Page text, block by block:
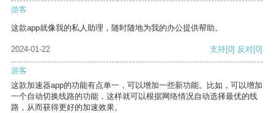
游客
这款app就像我的私人助理，随时随地为我的办公提供帮助。
2024-01-22 支持[0] 反对[0]
游客
这款加速器app的功能有点单一，可以增加一些新功能。比如，可以增加
一个自动切换线路的功能，这样就可以根据网络情况自动选择最优的线
路，从而获得更好的加速效果。